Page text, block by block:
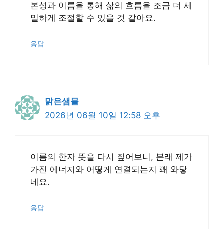
본성과 이름을 통해 삶의 흐름을 조금 더 세
밀하게 조절할 수 있을 것 같아요.
응답
맑은샘물
2026년 06월 10일 12:58 오후
이름의 한자 뜻을 다시 짚어보니, 본래 제가
가진 에너지와 어떻게 연결되는지 꽤 와닿
네요.
응답